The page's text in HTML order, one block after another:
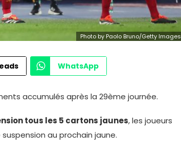
Photo by Paolo Bruno/Getty Images
WhatsApp
accumulés après la 29ème journée.
tous les 5 cartons jaunes, les joueurs
au prochain jaune.